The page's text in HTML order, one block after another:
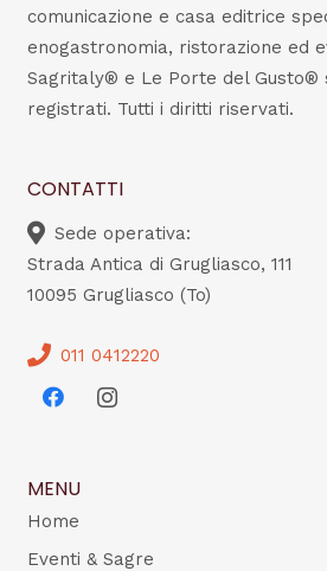
comunicazione e casa editrice
enogastronomia, ristorazione ed
Sagritaly® e Le Porte del Gusto®
registrati. Tutti i diritti riservati.
CONTATTI
Sede operativa:
Strada Antica di Grugliasco, 111
10095 Grugliasco (To)
011 0412220
MENU
Home
Eventi & Sagre